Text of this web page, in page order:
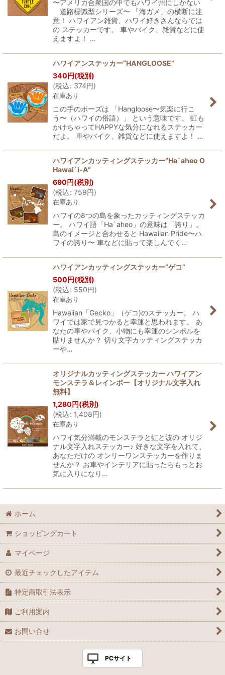
〜アメリカ合衆国の中でもハワイ州にしかない
道路標識型シリーズ〜 「海ガメ」の横断に注
意！ ハワイアン雑貨、ハワイ好きさんならでは
の ステッカーです。 車やバイク、雑貨などに使
えますよ！ …
ハワイアンステッカー“HANGLOOSE”
340円(税別)
(税込: 374円)
在庫あり
この手のポーズは 「Hangloose〜気楽に行こ
う〜（ハワイの俗語）」 という意味です。 虹も
かけちゃってHAPPYな気分になれるステッカー
だよ。 車やバイク、雑貨などに使えますよ！ …
ハワイアンカッティングステッカー“Ha`aheo O
Hawai`i-A”
690円(税別)
(税込: 759円)
在庫あり
ハワイの8つの島を象ったカッティングステッカ
ー。 ハワイ語「Ha`aheo」の意味は「誇り」。
島のイメージと合わせると Hawaiian Pride〜ハ
ワイの誇り〜 車などに貼って楽しんでく…
ハワイアンカッティングステッカー“ゲコ”
500円(税別)
(税込: 550円)
在庫あり
Hawaiian「Gecko」（ゲコ)のステッカー。 ハ
ワイでは家で見つかると幸運と思われます。 あ
なたの車やバイク、小物にも幸運のシンボルを
貼りませんか？ 切り文字カッティングステッカ
ーや…
オリジナルカッティングステッカー ハワイアン
モンステラ＆レインボー【オリジナル文字入れ
無料】
1,280円(税別)
(税込: 1,408円)
在庫あり
ハワイ気分満載のモンステラと虹と波の オリジ
ナル文字入れステッカー♪ 好きな文字を入れて、
あなただけの オンリーワンステッカーを作りま
せんか？ お車やインテリアに貼ったらもっとお
気に入りになり…
ホーム
ショッピングカート
マイページ
最近チェックしたアイテム
特定商取引法表示
ご利用案内
お問い合せ
PCサイト